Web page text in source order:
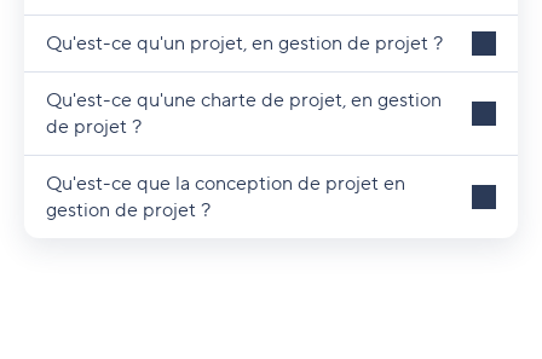
Qu'est-ce qu'un projet, en gestion de projet ?
Qu'est-ce qu'une charte de projet, en gestion
de projet ?
Qu'est-ce que la conception de projet en
gestion de projet ?